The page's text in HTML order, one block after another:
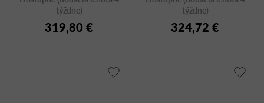
týždne)
319,80 €
týždne)
324,72 €